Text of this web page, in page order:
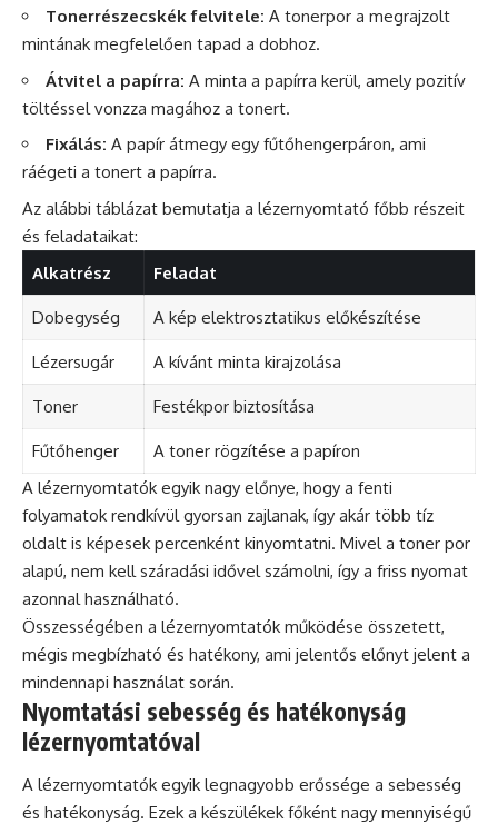
Tonerrészecskék felvitele: A tonerpor a megrajzolt
mintának megfelelően tapad a dobhoz.
Átvitel a papírra: A minta a papírra kerül, amely pozitív
töltéssel vonzza magához a tonert.
Fixálás: A papír átmegy egy fűtőhengerpáron, ami
ráégeti a tonert a papírra.
Az alábbi táblázat bemutatja a lézernyomtató főbb részeit
és feladataikat:
Alkatrész
Feladat
Dobegység A kép elektrosztatikus előkészítése
Lézersugár A kívánt minta kirajzolása
Toner Festékpor biztosítása
Fűtőhenger
A toner rögzítése a papíron
A lézernyomtatók egyik nagy előnye, hogy a fenti
folyamatok rendkívül gyorsan zajlanak, így akár több tíz
oldalt is képesek percenként kinyomtatni. Mivel a toner por
alapú, nem kell száradási idővel számolni, így a friss nyomat
azonnal használható.
Összességében a lézernyomtatók működése összetett,
mégis megbízható és hatékony, ami jelentős előnyt jelent a
mindennapi használat során.
Nyomtatási sebesség és hatékonyság
lézernyomtatóval
A lézernyomtatók egyik legnagyobb erőssége a sebesség
és hatékonyság. Ezek a készülékek főként nagy mennyiségű